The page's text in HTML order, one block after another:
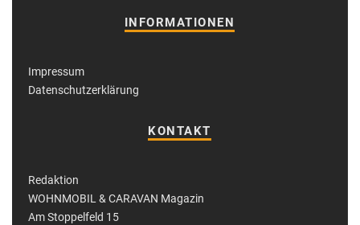
INFORMATIONEN
Impressum
Datenschutzerklärung
KONTAKT
Redaktion
WOHNMOBIL & CARAVAN Magazin
Am Stoppelfeld 15